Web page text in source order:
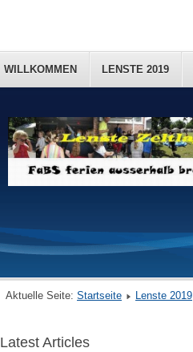
WILLKOMMEN LENSTE 2019
Aktuelle Seite: Startseite Lenste 2019
Latest Articles